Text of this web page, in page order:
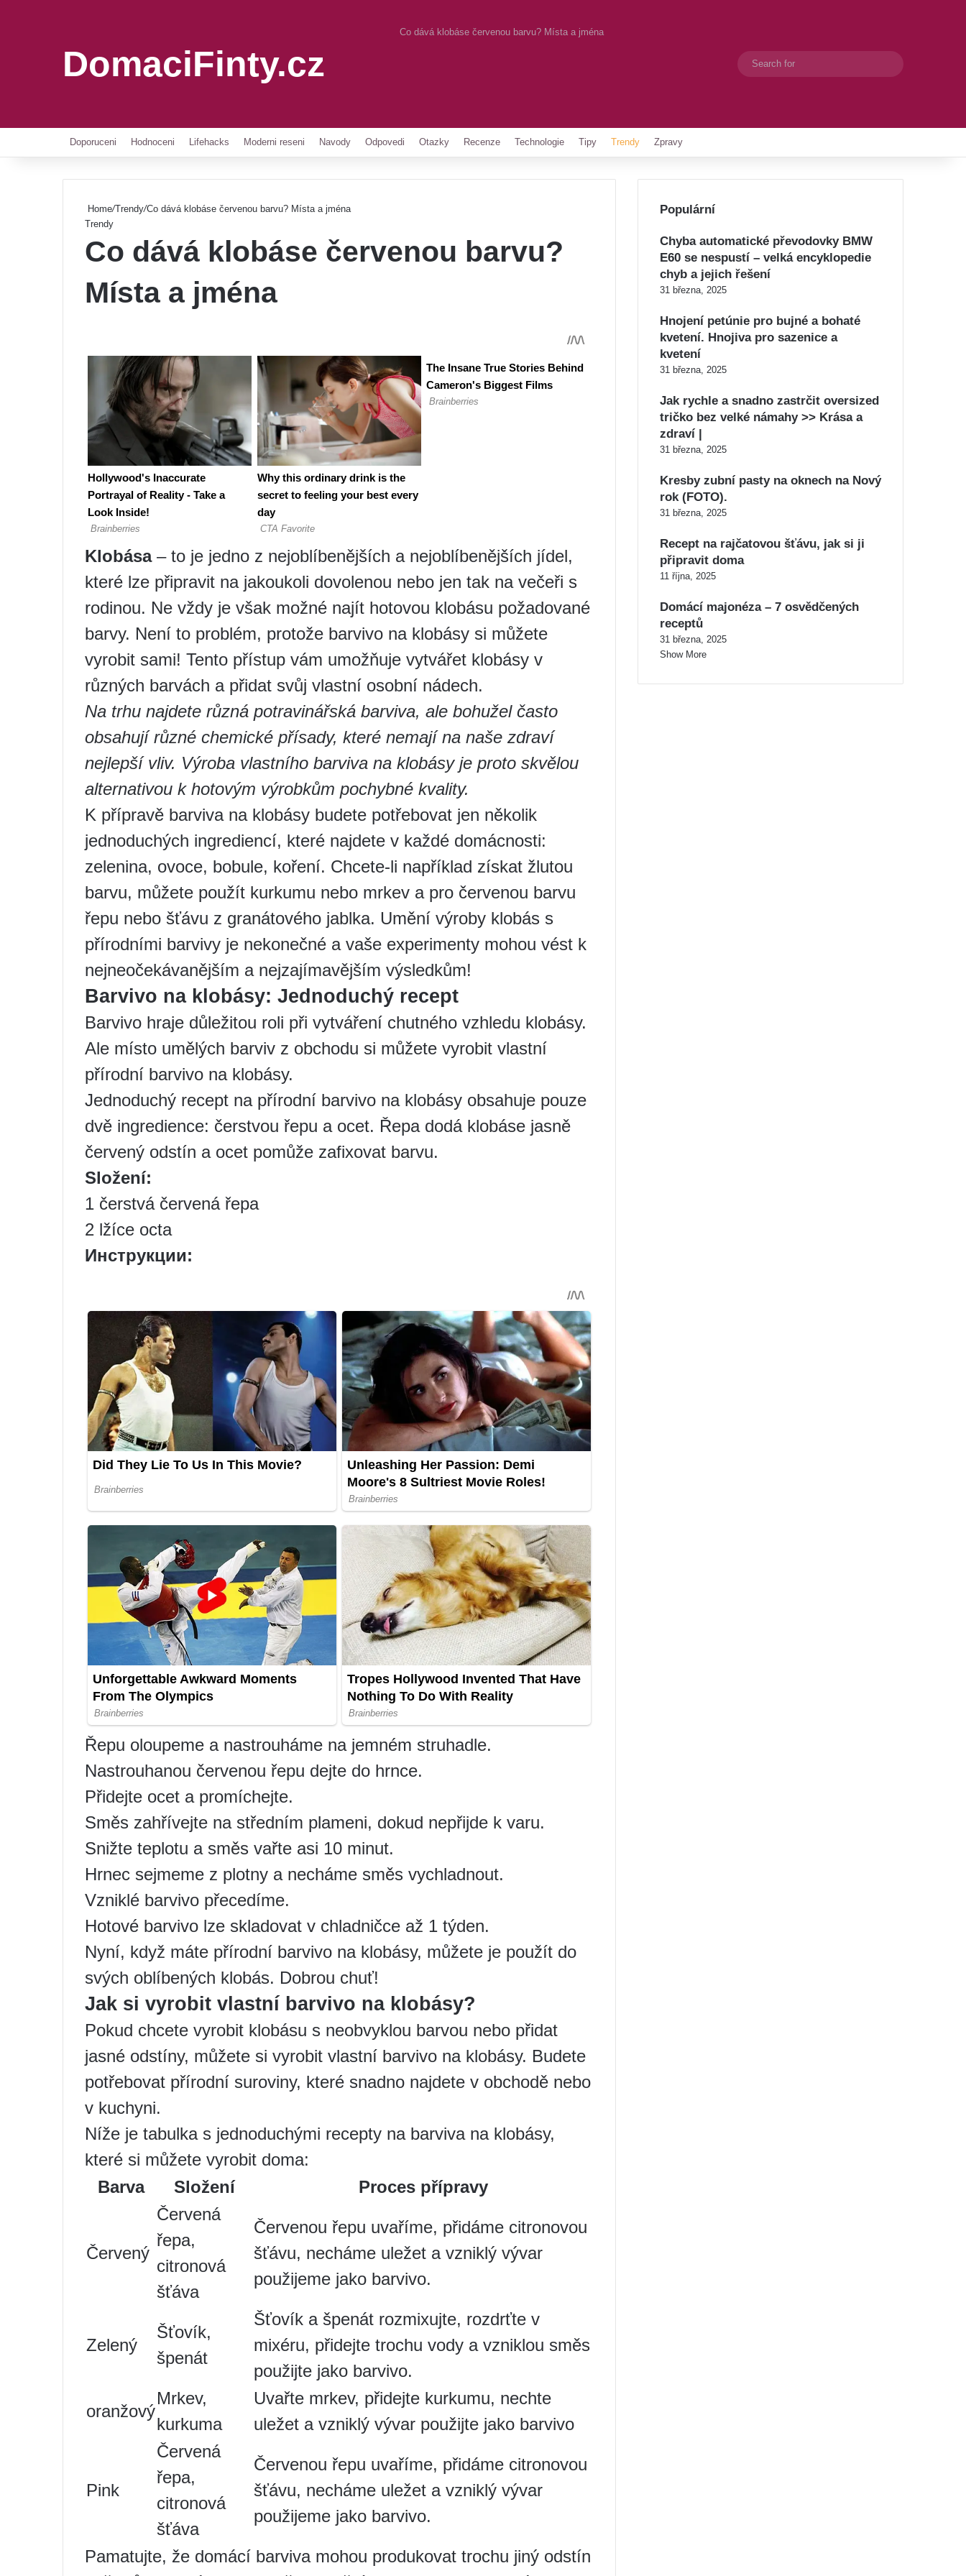
DomaciFinty.cz
Co dává klobáse červenou barvu? Místa a jména
Switch skin
Doporuceni Hodnoceni Lifehacks Moderni reseni Navody Odpovedi Otazky Recenze Technologie Tipy Trendy Zpravy
Home/Trendy/Co dává klobáse červenou barvu? Místa a jména
Trendy
Co dává klobáse červenou barvu?
Místa a jména
Klobása– to je jedno z nejoblíbenějších a nejoblíbenějších jídel,
které lze připravit na jakoukoli dovolenou nebo jen tak na večeři s
rodinou. Ne vždy je však možné najít hotovou klobásu požadované
barvy. Není to problém, protože barvivo na klobásy si můžete
vyrobit sami! Tento přístup vám umožňuje vytvářet klobásy v
různých barvách a přidat svůj vlastní osobní nádech.
Na trhu najdete různá potravinářská barviva, ale bohužel často
obsahují různé chemické přísady, které nemají na naše zdraví
nejlepší vliv. Výroba vlastního barviva na klobásy je proto skvělou
alternativou k hotovým výrobkům pochybné kvality.
K přípravě barviva na klobásy budete potřebovat jen několik
jednoduchých ingrediencí, které najdete v každé domácnosti:
zelenina, ovoce, bobule, koření. Chcete-li například získat žlutou
barvu, můžete použít kurkumu nebo mrkev a pro červenou barvu
řepu nebo šťávu z granátového jablka. Umění výroby klobás s
přírodními barvivy je nekonečné a vaše experimenty mohou vést k
nejneočekávanějším a nejzajímavějším výsledkům!
Barvivo na klobásy: Jednoduchý recept
Barvivo hraje důležitou roli při vytváření chutného vzhledu klobásy.
Ale místo umělých barviv z obchodu si můžete vyrobit vlastní
přírodní barvivo na klobásy.
Jednoduchý recept na přírodní barvivo na klobásy obsahuje pouze
dvě ingredience: čerstvou řepu a ocet. Řepa dodá klobáse jasně
červený odstín a ocet pomůže zafixovat barvu.
Složení:
1 čerstvá červená řepa
2 lžíce octa
Инструкции:
Řepu oloupeme a nastrouháme na jemném struhadle.
Nastrouhanou červenou řepu dejte do hrnce.
Přidejte ocet a promíchejte.
Směs zahřívejte na středním plameni, dokud nepřijde k varu.
Snižte teplotu a směs vařte asi 10 minut.
Hrnec sejmeme z plotny a necháme směs vychladnout.
Vzniklé barvivo přecedíme.
Hotové barvivo lze skladovat v chladničce až 1 týden.
Nyní, když máte přírodní barvivo na klobásy, můžete je použít do
svých oblíbených klobás. Dobrou chuť!
Jak si vyrobit vlastní barvivo na klobásy?
Pokud chcete vyrobit klobásu s neobvyklou barvou nebo přidat
jasné odstíny, můžete si vyrobit vlastní barvivo na klobásy. Budete
potřebovat přírodní suroviny, které snadno najdete v obchodě nebo
v kuchyni.
Níže je tabulka s jednoduchými recepty na barviva na klobásy,
které si můžete vyrobit doma:
Barva
Složení Proces přípravy
Červený
Červená
řepa,
citronová
šťáva
Červenou řepu uvaříme, přidáme citronovou
šťávu, necháme uležet a vzniklý vývar
použijeme jako barvivo.
Zelený
Šťovík,
špenát
Šťovík a špenát rozmixujte, rozdrťte v
mixéru, přidejte trochu vody a vzniklou směs
použijte jako barvivo.
oranžový
Mrkev,
kurkuma
Uvařte mrkev, přidejte kurkumu, nechte
uležet a vzniklý vývar použijte jako barvivo
Pink
Červená
řepa,
citronová
šťáva
Červenou řepu uvaříme, přidáme citronovou
šťávu, necháme uležet a vzniklý vývar
použijeme jako barvivo.
Pamatujte, že domácí barviva mohou produkovat trochu jiný odstín
Populární
Chyba automatické převodovky BMW
E60 se nespustí – velká encyklopedie
chyb a jejich řešení
31 března, 2025
Hnojení petúnie pro bujné a bohaté
kvetení. Hnojiva pro sazenice a
kvetení
31 března, 2025
Jak rychle a snadno zastrčit oversized
tričko bez velké námahy >> Krása a
zdraví |
31 března, 2025
Kresby zubní pasty na oknech na Nový
rok (FOTO).
31 března, 2025
Recept na rajčatovou šťávu, jak si ji
připravit doma
11 října, 2025
Domácí majonéza – 7 osvědčených
receptů
31 března, 2025
Show More